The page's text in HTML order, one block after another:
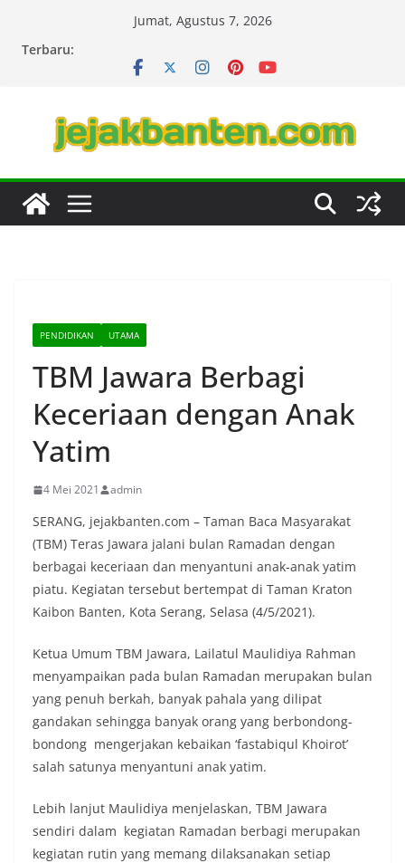
Jumat, Agustus 7, 2026
Terbaru:
PENDIDIKAN UTAMA
TBM Jawara Berbagi
Keceriaan dengan Anak
Yatim
4 Mei 2021 admin
SERANG, jejakbanten.com – Taman Baca Masyarakat
(TBM) Teras Jawara jalani bulan Ramadan dengan
berbagai keceriaan dan menyantuni anak-anak yatim
piatu. Kegiatan tersebut bertempat di Taman Kraton
Kaibon Banten, Kota Serang, Selasa (4/5/2021).
Ketua Umum TBM Jawara, Lailatul Maulidiya Rahman
menyampaikan pada bulan Ramadan merupakan bulan
yang penuh berkah, banyak pahala yang dilipat
gandakan sehingga banyak orang yang berbondong-
bondong mengerjakan kebaikan ‘fastabiqul Khoirot’
salah satunya menyantuni anak yatim.
Lebih lanjut Maulidiya menjelaskan, TBM Jawara
sendiri dalam kegiatan Ramadan berbagi merupakan
kegiatan rutin yang memang dilaksanakan setiap